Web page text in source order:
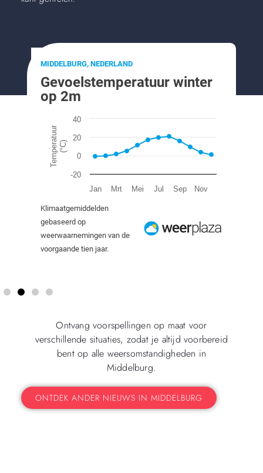
Ontvang voorspellingen op maat voor
verschillende situaties, zodat je altijd voorbereid
bent op alle weersomstandigheden in
Middelburg.
ONTDEK ANDER NIEUWS IN MIDDELBURG